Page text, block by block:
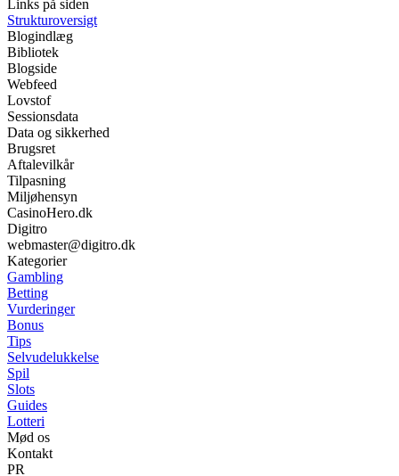
Links på siden
Strukturoversigt
Blogindlæg
Bibliotek
Blogside
Webfeed
Lovstof
Sessionsdata
Data og sikkerhed
Brugsret
Aftalevilkår
Tilpasning
Miljøhensyn
CasinoHero.dk
Digitro
webmaster@digitro.dk
Kategorier
Gambling
Betting
Vurderinger
Bonus
Tips
Selvudelukkelse
Spil
Slots
Guides
Lotteri
Mød os
Kontakt
PR